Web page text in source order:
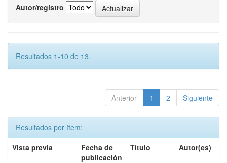
Autor/registro
Resultados 1-10 de 13.
Anterior 1 2 Siguiente
Resultados por ítem:
Vista previa
Fecha de
publicación
Título Autor(es)